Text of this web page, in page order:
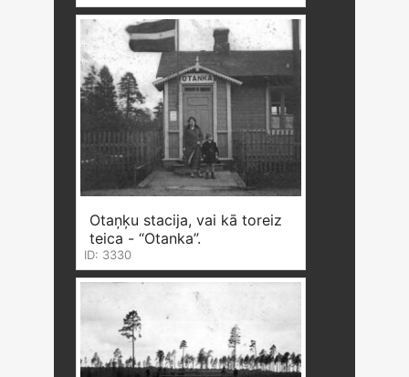
Otaņķu stacija, vai kā toreiz
teica - “Otanka”.
ID: 3330